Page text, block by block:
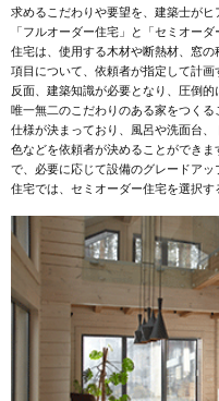
求めるこだわりや要望を、建築士が
「フルオーダー住宅」と「セミオー
住宅は、使用する木材や断熱材、窓
項目について、依頼者が指定して計
反面、建築知識が必要となり、圧倒的
唯一無二のこだわりのある家をつく
仕様が決まっており、風呂や洗面台
色などを依頼者が決めることができ
で、必要に応じて設備のグレードア
住宅では、セミオーダー住宅を選択す